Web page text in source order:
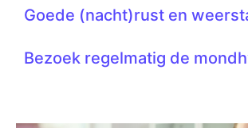
Goede (nacht)rust en
Bezoek regelmatig de